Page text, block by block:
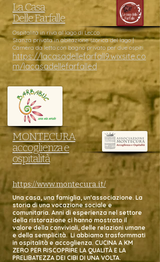
La Casa
Delle Farfalle
Ospitalità in riva al lago di Lecco.
Stanza privata in abitazione storica del lago |
Camera da letto con bagno privato per due ospiti​.
https://lacasadellefarfall9.wixsite.co
m/lacasadellefarfalled
MONTECURA
accoglienza e
ospitalità
https://www.montecura.it/
Una casa, una famiglia, un'associazione. La
storia di una vocazione sociale e
comunitaria. Anni di esperienza nel settore
della ristorazione ci hanno mostrato il
valore della conviviali, delle relazioni umane
e della semplicità. Li abbiamo trasformmati
in ospitalità e accoglienza. CUCINA A KM
ZERO PER RISCOPRIRE LA QUALITÀ E LA
PRELIBATEZZA DEI CIBI DI UNA VOLTA.